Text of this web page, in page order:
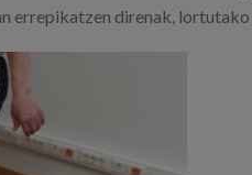
errepikatzen direnak,